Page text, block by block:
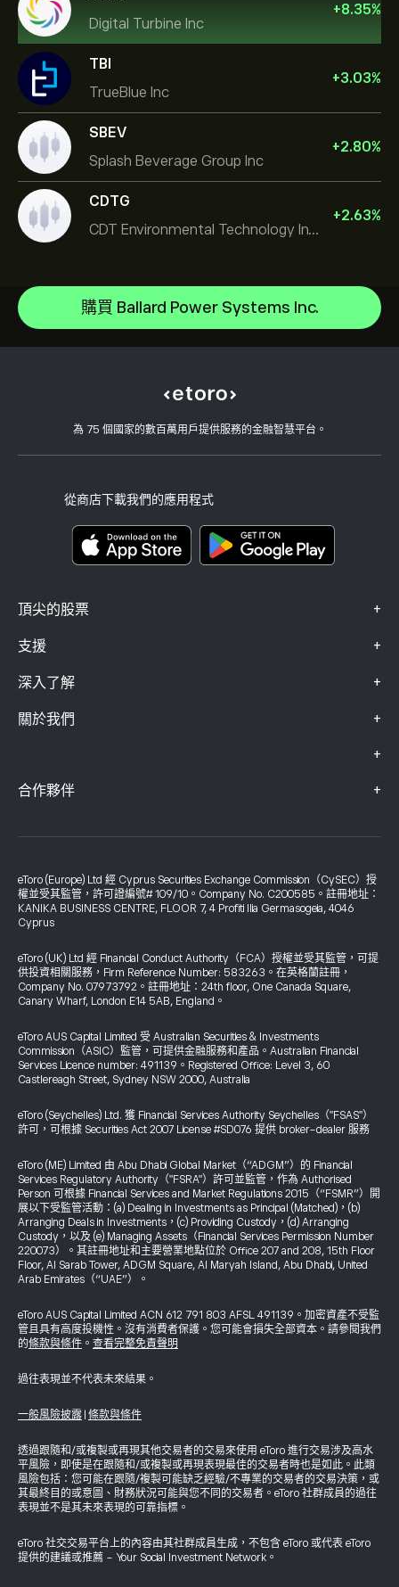
Digital Turbine Inc
+8.35%
TBI
TrueBlue Inc
+3.03%
SBEV
Splash Beverage Group Inc
+2.80%
CDTG
CDT Environmental Technology Investment Holdings L
+2.63%
購買 Ballard Power Systems Inc.
為 75 個國家的數百萬用戶提供服務的金融智慧平台。
從商店下載我們的應用程式
頂尖的股票 +
Micron Technology, Inc.
Alphabet Inc Class A
JPMorgan Chase & Co
支援 +
如何存款
如何提款
開設帳戶
用戶端漏洞
深入了解 +
CopyTrading 如何運作
負責任的交易
關於我們 +
為什麼選擇 eToro
我們的辦事處
+
風險揭露
關鍵資訊文件
投訴資料（FCA 客戶）
合作夥伴 +
投資保險
eToro (Europe) Ltd 經 Cyprus Securities Exchange Commission（CySEC）授
權並受其監管，許可證編號# 109/10。Company No. C200585。註冊地址：
KANIKA BUSINESS CENTRE, FLOOR 7, 4 Profiti Ilia Germasogeia, 4046
Cyprus
eToro (UK) Ltd 經 Financial Conduct Authority（FCA）授權並受其監管，可提
供投資相關服務，Firm Reference Number: 583263。在英格蘭註冊，
Company No. 07973792。註冊地址：24th floor, One Canada Square,
Canary Wharf, London E14 5AB, England。
eToro AUS Capital Limited 受 Australian Securities & Investments
Commission（ASIC）監管，可提供金融服務和產品。Australian Financial
Services Licence number: 491139。Registered Office: Level 3, 60
Castlereagh Street, Sydney NSW 2000, Australia
eToro (Seychelles) Ltd. 獲 Financial Services Authority Seychelles（"FSAS"）
許可，可根據 Securities Act 2007 License #SD076 提供 broker-dealer 服務
eToro (ME) Limited 由 Abu Dhabi Global Market（“ADGM”）的 Financial
Services Regulatory Authority（"FSRA"）許可並監管，作為 Authorised
Person 可根據 Financial Services and Market Regulations 2015（“FSMR”）開
展以下受監管活動：(a) Dealing in Investments as Principal (Matched)，(b)
Arranging Deals in Investments，(c) Providing Custody，(d) Arranging
Custody，以及 (e) Managing Assets（Financial Services Permission Number
220073）。其註冊地址和主要營業地點位於 Office 207 and 208, 15th Floor
Floor, Al Sarab Tower, ADGM Square, Al Maryah Island, Abu Dhabi, United
Arab Emirates（“UAE”）。
eToro AUS Capital Limited ACN 612 791 803 AFSL 491139。加密資產不受監
管且具有高度投機性。沒有消費者保護。您可能會損失全部資本。請參閱我們
的條款與條件 。 查看完整免責聲明
過往表現並不代表未來結果。
一般風險披露 條款與條件
透過跟隨和/或複製或再現其他交易者的交易來使用 eToro 進行交易涉及高水
平風險，即使是在跟隨和/或複製或再現表現最佳的交易者時也是如此。此類
風險包括：您可能在跟隨/複製可能缺乏經驗/不專業的交易者的交易決策，或
其最終目的或意圖、財務狀況可能與您不同的交易者。eToro 社群成員的過往
表現並不是其未來表現的可靠指標。
eToro 社交交易平台上的內容由其社群成員生成，不包含 eToro 或代表 eToro
提供的建議或推薦 - Your Social Investment Network。